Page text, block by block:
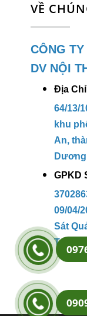
VỀ
CÔNG
DV NỘI
Địa
64/13/
khu
An,
Dương
GPKD
09/04/
Sát
Tự Xã